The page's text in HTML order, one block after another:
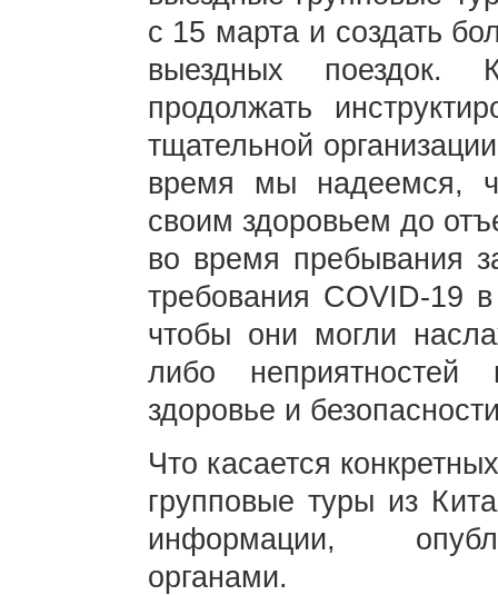
с 15 марта и создать
выездных поездок.
продолжать
тщательной
время мы надеемся,
своим здоровьем до
во время пребывания
требования COVID-19
чтобы они могли
либо
здоровье и
Что касается
групповые туры из
информации,
органами.